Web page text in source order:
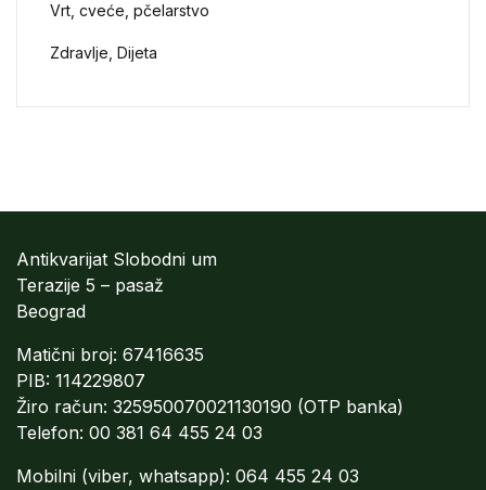
Vrt, cveće, pčelarstvo
Zdravlje, Dijeta
Antikvarijat Slobodni um
Terazije 5 – pasaž
Beograd
Matični broj: 67416635
PIB: 114229807
Žiro račun: 325950070021130190 (OTP banka)
Telefon: 00 381 64 455 24 03
Mobilni (viber, whatsapp): 064 455 24 03